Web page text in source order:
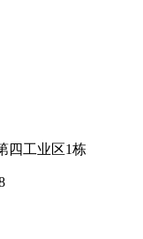
四工业区1栋